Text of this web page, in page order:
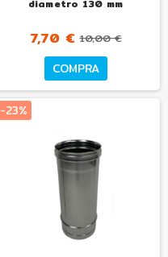
diametro 130 mm
7,70 € 10,00 €
COMPRA
-23%